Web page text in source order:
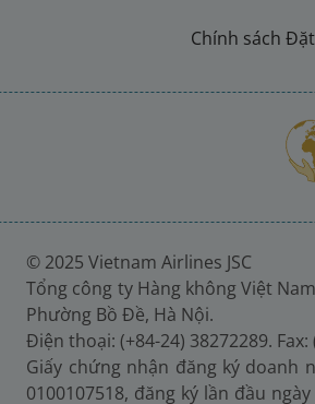
Chính sách
© 2025 Vietnam Airlines JSC
Tổng công ty Hàng không Việt
Phường Bồ Đề, Hà Nội.
Điện thoại: (+84-24) 38272289. Fax:
Giấy chứng nhận đăng ký doanh
0100107518, đăng ký lần đầu